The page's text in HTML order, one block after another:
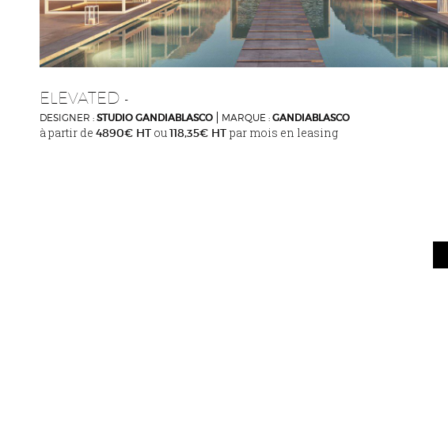
ELEVATED -
DESIGNER : STUDIO GANDIABLASCO MARQUE : GANDIABLASCO
à partir de 4890€ HT ou 118,35€ HT par mois en leasing